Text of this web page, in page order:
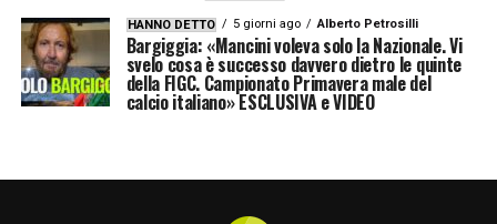
HANNO DETTO 5 giorni ago Alberto Petrosilli
Bargiggia: «Mancini voleva solo la Nazionale. Vi
svelo cosa è successo davvero dietro le quinte
della FIGC. Campionato Primavera male del
calcio italiano» ESCLUSIVA e VIDEO